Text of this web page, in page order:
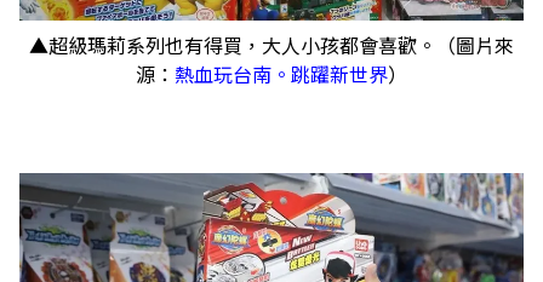
▲超級瑪莉系列也有得買，大人小孩都會喜歡。（圖片來
源： 熱血玩台南。跳躍新世界）